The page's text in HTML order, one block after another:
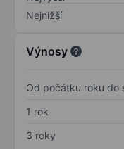
Nejnižší
Výnosy
Od počátku roku do
1 rok
3 roky